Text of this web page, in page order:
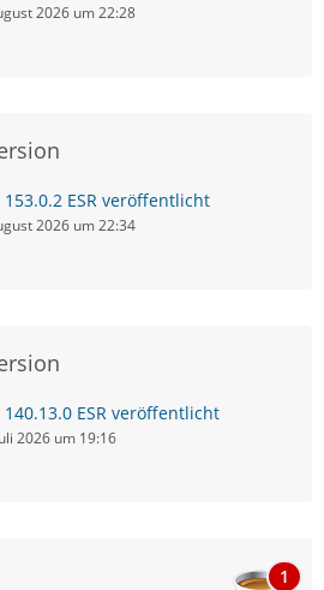
2026 um 22:28
ESR veröffentlicht
2026 um 22:34
ESR veröffentlicht
2026 um 19:16
1